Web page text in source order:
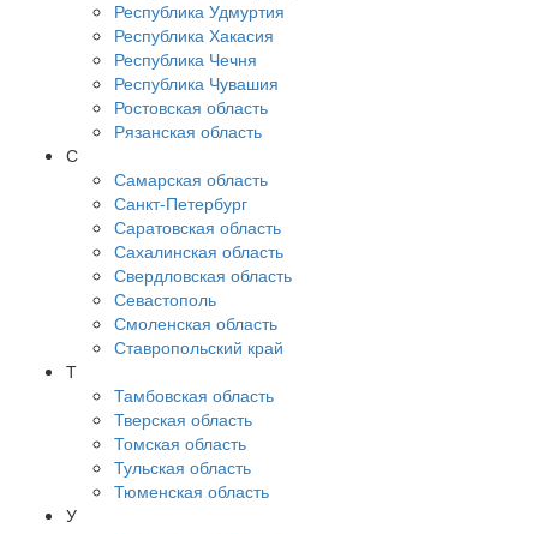
Республика Удмуртия
Республика Хакасия
Республика Чечня
Республика Чувашия
Ростовская область
Рязанская область
С
Самарская область
Санкт-Петербург
Саратовская область
Сахалинская область
Свердловская область
Севастополь
Смоленская область
Ставропольский край
Т
Тамбовская область
Тверская область
Томская область
Тульская область
Тюменская область
У